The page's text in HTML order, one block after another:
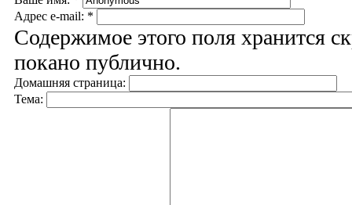
Адрес e-mail: *
Содержимое этого поля хранится
покано публично.
Домашняя страница:
Тема: